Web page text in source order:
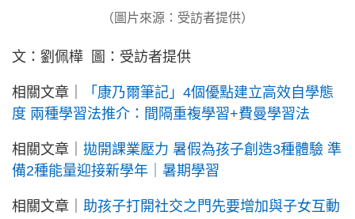
（圖片來源：受訪者提供）
文：劉佩樺 圖：受訪者提供
相關文章｜
「康乃爾筆記」4個優點建立高效自學態
度 兩種學習法推介：間隔重複學習+費曼學習法
相關文章｜ 拋開課業壓力 暑假為孩子創造3種體驗 準
備2種能量迎接新學年｜暑期學習
相關文章｜ 助孩子打開社交之門先要增加與子女互動